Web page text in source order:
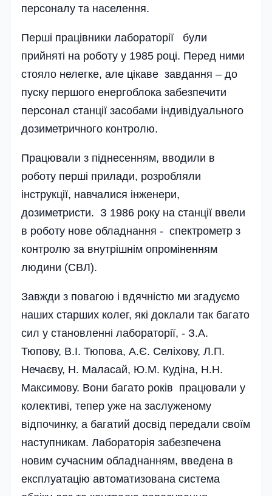
персоналу та населення.
Перші працівники лабораторії були
прийняті на роботу у 1985 році. Перед ними
стояло нелегке, але цікаве завдання – до
пуску першого енергоблока забезпечити
персонал станції засобами індивідуального
дозиметричного контролю.
Працювали з піднесенням, вводили в
роботу перші прилади, розробляли
інструкції, навчалися інженери,
дозиметристи. З 1986 року на станції ввели
в роботу нове обладнання - спектрометр з
контролю за внутрішнім опроміненням
людини (СВЛ).
Завжди з повагою і вдячністю ми згадуємо
наших старших колег, які доклали так багато
сил у становленні лабораторії, - З.А.
Тюпову, В.І. Тюпова, А.Є. Селіхову, Л.П.
Нечаєву, Н. Маласай, Ю.М. Кудіна, Н.Н.
Максимову. Вони багато років працювали у
колективі, тепер уже на заслуженому
відпочинку, а багатий досвід передали своїм
наступникам. Лабораторія забезпечена
новим сучасним обладнанням, введена в
експлуатацію автоматизована система